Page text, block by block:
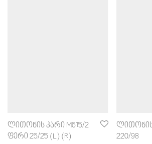
ლითონის კარი M615/2
ფერი 25/25 (L) (R)
ლითონის
220/98